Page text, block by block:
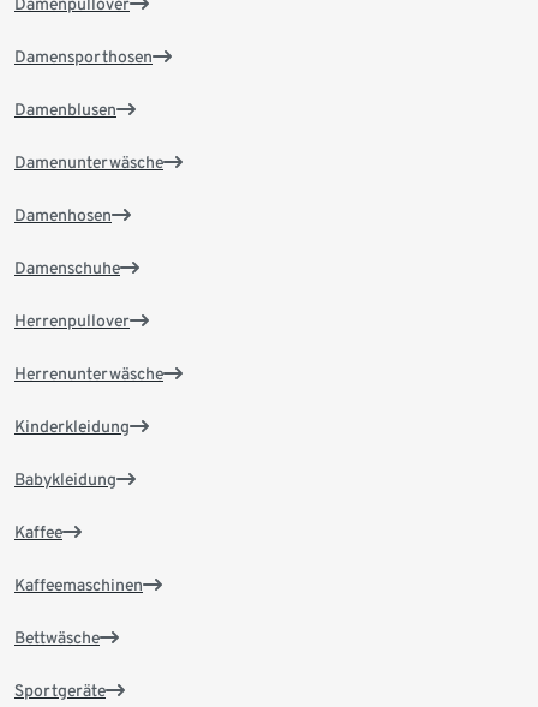
Damenpullover
Damensporthosen
Damenblusen
Damenunterwäsche
Damenhosen
Damenschuhe
Herrenpullover
Herrenunterwäsche
Kinderkleidung
Babykleidung
Kaffee
Kaffeemaschinen
Bettwäsche
Sportgeräte